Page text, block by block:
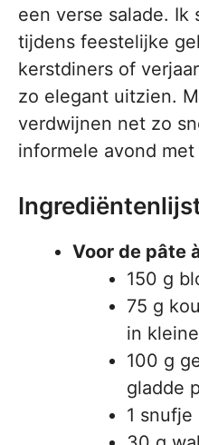
een verse salade. Ik
tijdens feestelijke
kerstdiners of
zo elegant uitzien.
verdwijnen net zo
informele avond
Voor de pâte
150 g
75 g
in
100 g
gladde
1